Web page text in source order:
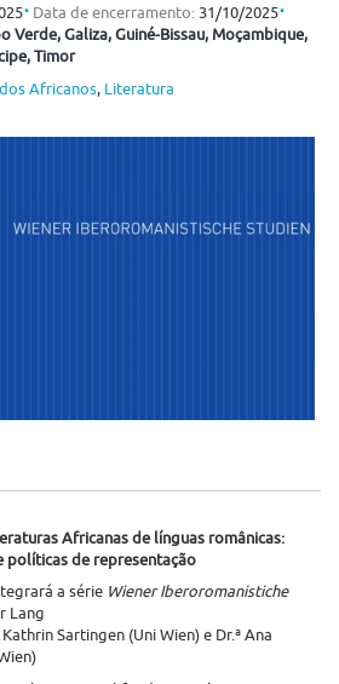
⋅ Data de encerramento: 31/10/2025⋅
Verde, Galiza, Guiné-Bissau, Moçambique,
, Timor
Africanos, Literatura
Africanas de línguas românicas:
políticas de representação
a série Wiener Iberoromanistiche
Lang
Kathrin Sartingen (Uni Wien) e Dr.ª Ana